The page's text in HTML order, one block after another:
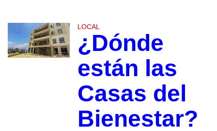
LOCAL
¿Dónde
están las
Casas del
Bienestar?